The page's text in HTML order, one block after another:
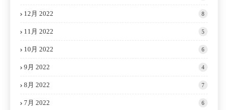
12月 2022 8
11月 2022 5
10月 2022 6
9月 2022 4
8月 2022 7
7月 2022 6